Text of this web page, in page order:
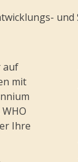
auf
mit
Ihre